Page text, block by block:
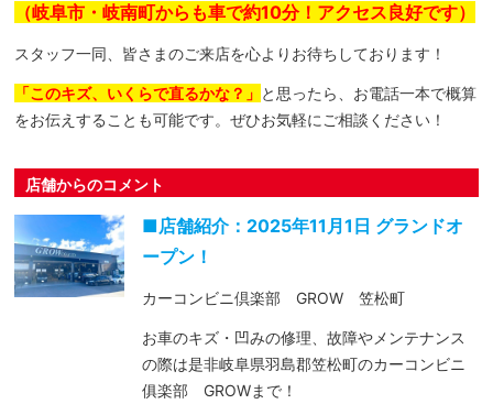
（岐阜市・岐南町からも車で約10分！アクセス良好です）
スタッフ一同、皆さまのご来店を心よりお待ちしております！
「このキズ、いくらで直るかな？」 と思ったら、お電話一本で概算
をお伝えすることも可能です。ぜひお気軽にご相談ください！
店舗からのコメント
■店舗紹介：2025年11月1日 グランドオ
ープン！
カーコンビニ倶楽部 GROW 笠松町
お車のキズ・凹みの修理、故障やメンテナンス
の際は是非岐阜県羽島郡笠松町のカーコンビニ
俱楽部 GROWまで！